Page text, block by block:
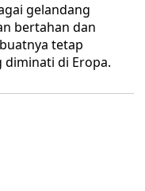
gelandang
bertahan dan
tetap
diminati di Eropa.